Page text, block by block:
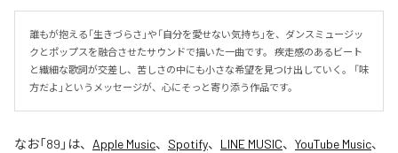
誰もが抱える「生きづらさ」や「自分を愛せない気持ち」を、ダンスミュージッ
クとポップスを融合させたサウンドで描いた一曲です。 疾走感のあるビート
と繊細な歌詞が交差し、苦しさの中にも小さな希望を見つけ出していく。 「味
方だよ」というメッセージが、心にそっと寄り添う作品です。
なお「89 」は、 Apple Music、 Spotify、 LINE MUSIC、 YouTube Music、